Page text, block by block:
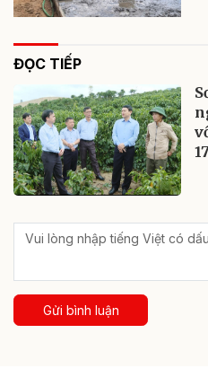
ĐỌC TIẾP
Gửi bình luận